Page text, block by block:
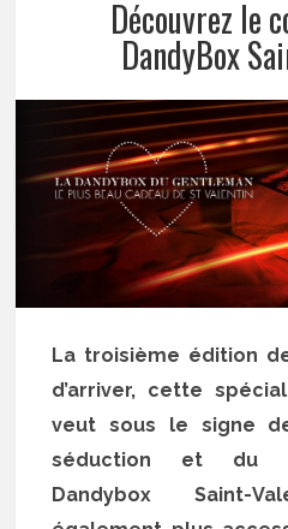
Découvrez le
DandyBox
La troisième édition
d’arriver, cette
veut sous le signe
séduction et du
Dandybox Saint-